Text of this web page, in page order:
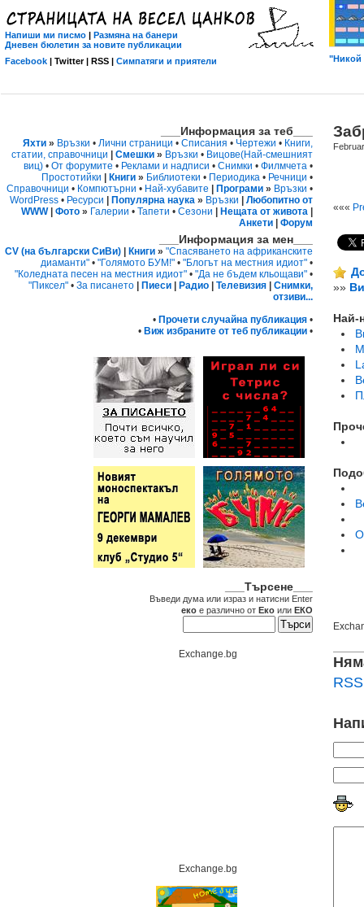
Напиши ми писмо | Размяна на банери
Дневен бюлетин за новите публикации
Facebook | Twitter | RSS | Симпатяги и приятели "Никой
«««
»»
Най-
___Информация за теб___
Яхти » Връзки • Лични страници • Списания • Чертежи • Книги,
статии, справочници
Смешки » Връзки • Вицове(Най-смешният
виц) • От форумите • Реклами и надписи • Снимки • Филмчета •
Простотийки
Книги » Библиотеки • Периодика • Речници •
Справочници • Компютърни • Най-хубавите Програми » Връзки •
WordPress • Ресурси Популярна наука » Връзки
Любопитно от
WWW| Фото » Галерии • Тапети • Сезони Нещата от живота
Анкети
Форум
___Информация за мен___
CV (на български СиВи) Книги » "Спасяването на африканските
диаманти" • "Голямото БУМ!" • "Блогът на местния идиот" •
"Коледната песен на местния идиот" • "Да не бъдем кльощави" •
"Пиксел" • За писането Пиеси Радио Телевизия
Снимки,
отзиви...
• Прочети случайна публикация •
• Виж избраните от теб публикации •
___Търсене___
Въведи дума или израз и натисни Enter
еко е различно от Еко или ЕКО
Exchange.bg
Exchange.bg